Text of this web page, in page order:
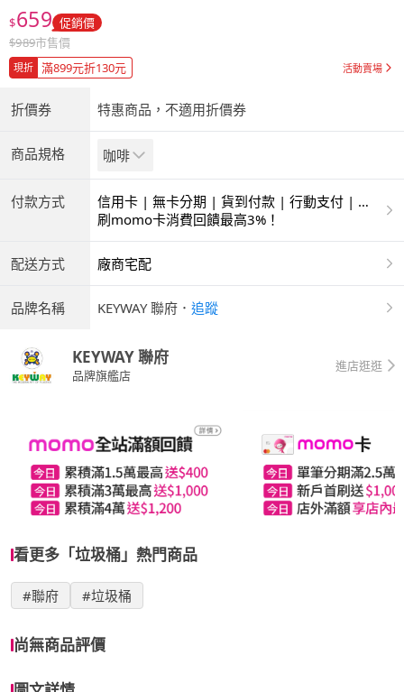
$659 促銷價
$989市售價
現折 滿899元折130元 活動賣場
折價券 特惠商品，不適用折價券
商品規格 咖啡
付款方式
信用卡 | 無卡分期 | 貨到付款 | 行動支付 | 超
商付款 | ATM | 銀聯卡
刷momo卡消費回饋最高3%！
配送方式 廠商宅配
品牌名稱 KEYWAY 聯府 ． 追蹤
KEYWAY 聯府
品牌旗艦店
進店逛逛
看更多「垃圾桶」熱門商品
#聯府 #垃圾桶
尚無商品評價